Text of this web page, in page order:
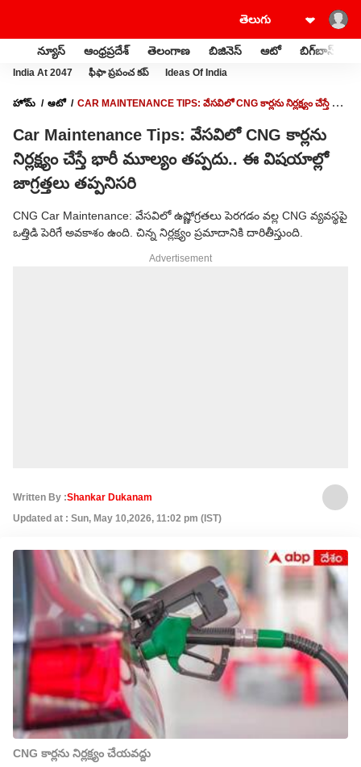
న్యూస్ ఆంధ్రప్రదేశ్ తెలంగాణ బిజినెస్ ఆటో బిగ్‌బాస్
India At 2047 ఫీఫా ప్రపంచ కప్ Ideas Of India
హోమ్ ఆటో
CAR MAINTENANCE TIPS: వేసవిలో CNG కార్లను నిర్లక్ష్యం చేస్తే భారీ
Car Maintenance Tips: వేసవిలో CNG కార్లను
నిర్లక్ష్యం చేస్తే భారీ మూల్యం తప్పదు.. ఈ విషయాల్లో
జాగ్రత్తలు తప్పనిసరి
CNG Car Maintenance: వేసవిలో ఉష్ణోగ్రతలు పెరగడం వల్ల CNG వ్యవస్థపై
ఒత్తిడి పెరిగే అవకాశం ఉంది. చిన్న నిర్లక్ష్యం ప్రమాదానికి దారితీస్తుంది.
Advertisement
Written By :Shankar Dukanam
Updated at : Sun, May 10,2026, 11:02 pm (IST)
CNG కార్లను నిర్లక్ష్యం చేయవద్దు